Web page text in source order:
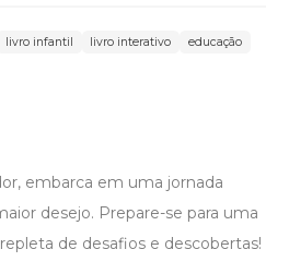
livro infantil livro interativo
educação
embarca em uma jornada
desejo. Prepare-se para uma
de desafios e descobertas!